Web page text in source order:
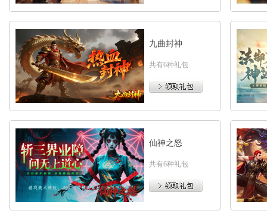
九曲封神
共有6种礼包
仙神之怒
共有6种礼包